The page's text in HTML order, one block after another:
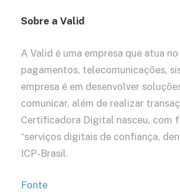
Sobre a Valid
A Valid é uma empresa que atua
pagamentos, telecomunicações,
empresa é em desenvolver
comunicar, além de realizar
Certificadora Digital nasceu, com
“serviços digitais de confiança,
ICP-Brasil.
Fonte